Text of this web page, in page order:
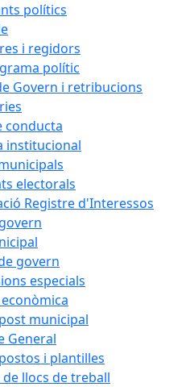
polítics
i regidors
polític
Govern i retribucions
conducta
institucional
electorals
Registre d'Interessos
govern
especials
municipal
General
i plantilles
de llocs de treball